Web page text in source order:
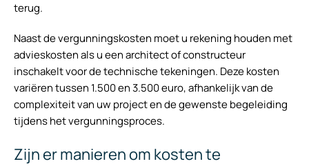
terug.
Naast de vergunningskosten moet u rekening houden met
advieskosten als u een architect of constructeur
inschakelt voor de technische tekeningen. Deze kosten
variëren tussen 1.500 en 3.500 euro, afhankelijk van de
complexiteit van uw project en de gewenste begeleiding
tijdens het vergunningsproces.
Zijn er manieren om kosten te